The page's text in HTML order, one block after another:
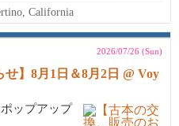
California
2026/07/26 (Sun)
せ】8月1日＆8月2日 @ Voy
ップアップ